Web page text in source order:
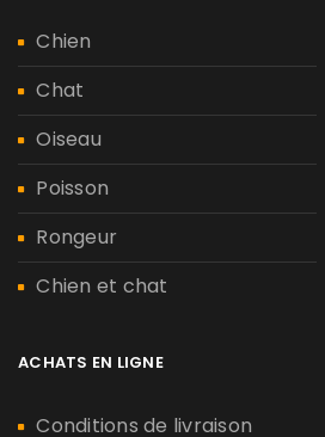
Chien
Chat
Oiseau
Poisson
Rongeur
Chien et chat
ACHATS EN LIGNE
Conditions de livraison